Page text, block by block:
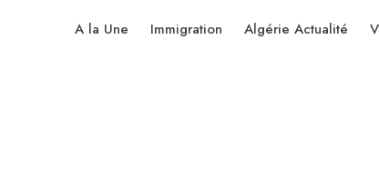
A la Une Immigration Algérie Actualité